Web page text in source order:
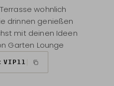
wohnlich
drinnen genießen
mit deinen Ideen
Garten Lounge
VIP11